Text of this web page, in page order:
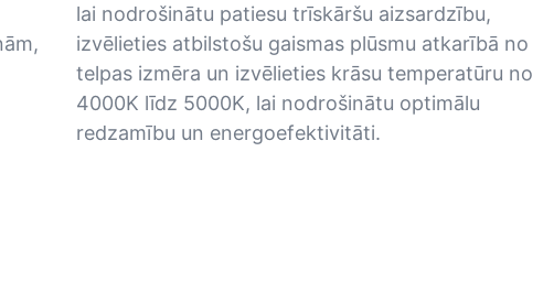
lai nodrošinātu patiesu trīskāršu aizsardzību,
izvēlieties atbilstošu gaismas plūsmu atkarībā no
telpas izmēra un izvēlieties krāsu temperatūru no
4000K līdz 5000K, lai nodrošinātu optimālu
redzamību un energoefektivitāti.